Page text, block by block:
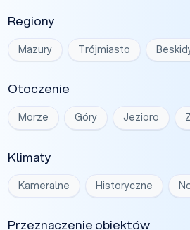
Regiony
Mazury Trójmiasto
Otoczenie
Morze Góry Jezioro
Klimaty
Kameralne Historyczne
Przeznaczenie obiektów